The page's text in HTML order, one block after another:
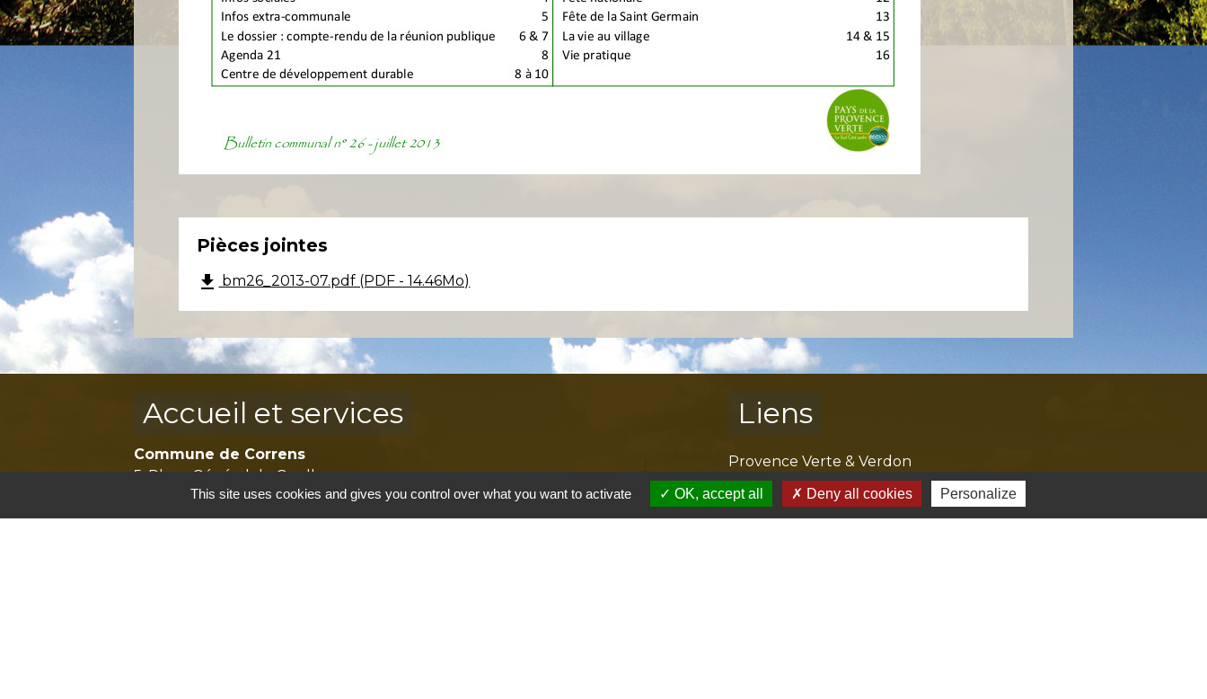
Pièces jointes
file_download bm26_2013-07.pdf (PDF - 14.46Mo)
Accueil et services
Commune de Correns
5, Place Général de Gaulle
83570 Correns - FRANCE
+33 4 94 37 21 95
Liens
Provence Verte & Verdon
Préfecture du Var
Réglementation de l'accès aux massifs forestiers
This site uses cookies and gives you control over what you want to activate OK, accept all Deny all cookies Personalize